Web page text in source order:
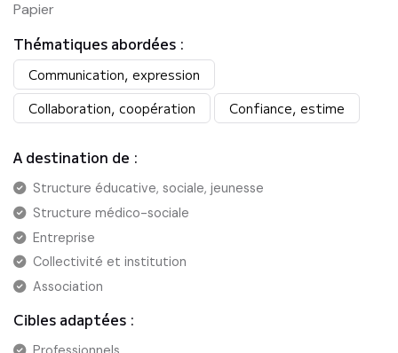
Papier
Thématiques abordées :
Communication, expression
Collaboration, coopération
Confiance, estime
A destination de :
Structure éducative, sociale, jeunesse
Structure médico-sociale
Entreprise
Collectivité et institution
Association
Cibles adaptées :